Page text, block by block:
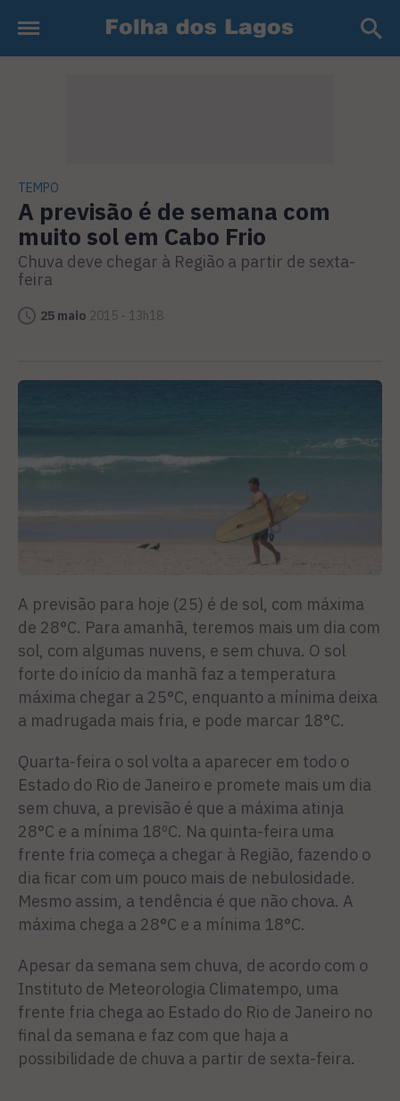
TEMPO
A previsão é de semana com
muito sol em Cabo Frio
Chuva deve chegar à Região a partir de sexta-
feira
25 maio 2015 - 13h18
A previsão para hoje (25) é de sol, com máxima
de 28°C. Para amanhã, teremos mais um dia com
sol, com algumas nuvens, e sem chuva. O sol
forte do início da manhã faz a temperatura
máxima chegar a 25°C, enquanto a mínima deixa
a madrugada mais fria, e pode marcar 18°C.
Quarta-feira o sol volta a aparecer em todo o
Estado do Rio de Janeiro e promete mais um dia
sem chuva, a previsão é que a máxima atinja
28°C e a mínima 18ºC. Na quinta-feira uma
frente fria começa a chegar à Região, fazendo o
dia ficar com um pouco mais de nebulosidade.
Mesmo assim, a tendência é que não chova. A
máxima chega a 28°C e a mínima 18°C.
Apesar da semana sem chuva, de acordo com o
Instituto de Meteorologia Climatempo, uma
frente fria chega ao Estado do Rio de Janeiro no
final da semana e faz com que haja a
possibilidade de chuva a partir de sexta-feira.